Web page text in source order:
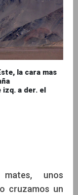
la cara mas
a der. el
unos
cruzamos un